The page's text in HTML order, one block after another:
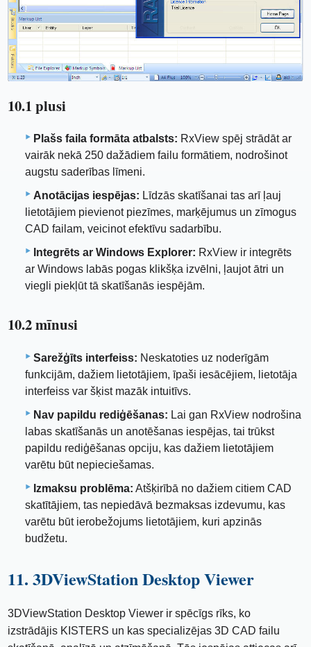
10.1 plusi
Plašs faila formāta atbalsts: RxView spēj strādāt ar
vairāk nekā 250 dažādiem failu formātiem, nodrošinot
augstu saderības līmeni.
Anotācijas iespējas: Līdzās skatīšanai tas arī ļauj
lietotājiem pievienot piezīmes, marķējumus un zīmogus
CAD failam, veicinot efektīvu sadarbību.
Integrēts ar Windows Explorer: RxView ir integrēts
ar Windows labās pogas klikšķa izvēlni, ļaujot ātri un
viegli piekļūt tā skatīšanās iespējām.
10.2 mīnusi
Sarežģīts interfeiss: Neskatoties uz noderīgām
funkcijām, dažiem lietotājiem, īpaši iesācējiem, lietotāja
interfeiss var šķist mazāk intuitīvs.
Nav papildu rediģēšanas: Lai gan RxView nodrošina
labas skatīšanās un anotēšanas iespējas, tai trūkst
papildu rediģēšanas opciju, kas dažiem lietotājiem
varētu būt nepieciešamas.
Izmaksu problēma: Atšķirībā no dažiem citiem CAD
skatītājiem, tas nepiedāvā bezmaksas izdevumu, kas
varētu būt ierobežojums lietotājiem, kuri apzinās
budžetu.
11. 3DViewStation Desktop Viewer
3DViewStation Desktop Viewer ir spēcīgs rīks, ko
izstrādājis KISTERS un kas specializējas 3D CAD failu